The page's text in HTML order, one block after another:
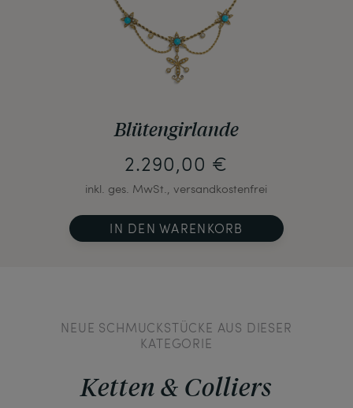
Blütengirlande
2.290,00 €
inkl. ges. MwSt., versandkostenfrei
IN DEN WARENKORB
NEUE SCHMUCKSTÜCKE AUS DIESER
KATEGORIE
Ketten & Colliers